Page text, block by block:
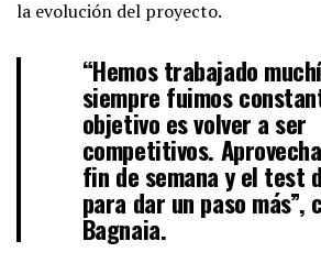
la evolución del proyecto.
“Hemos trabajado
siempre fuimos
objetivo es volver a ser
competitivos.
fin de semana y el test
para dar un paso más”,
Bagnaia.